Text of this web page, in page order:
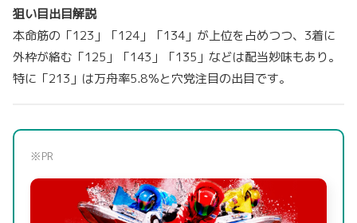
狙い目出目解説
本命筋の「123」「124」「134」が上位を占めつつ、3着に
外枠が絡む「125」「143」「135」などは配当妙味もあり。
特に「213」は万舟率5.8％と穴党注目の出目です。
※PR